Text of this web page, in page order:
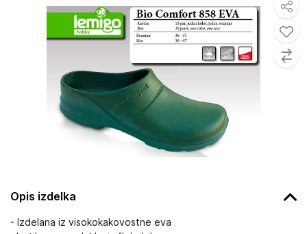
Opis izdelka
- Izdelana iz visokokakovostne eva